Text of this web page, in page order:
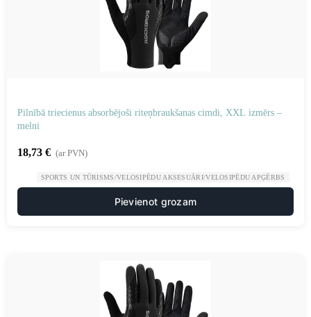
Pilnībā triecienus absorbējoši riteņbraukšanas cimdi, XXL izmērs –
melni
18,73 € (ar PVN)
SPORTS UN TŪRISMS/VELOSIPĒDU AKSESUĀRI/VELOSIPĒDU APĢĒRBS
Pievienot grozam